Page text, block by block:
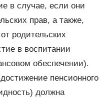
в случае, если они
прав, а также,
родительских
в воспитании
обеспечении).
пенсионного
должна